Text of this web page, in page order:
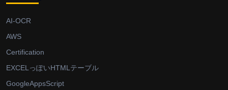
AI-OCR
AWS
Certification
EXCELっぽいHTMLテーブル
GoogleAppsScript